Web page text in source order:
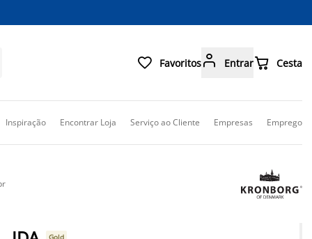
 Favoritos Entrar Cesta
Inspiração Encontrar Loja Serviço ao Cliente Empresas Emprego
Gold